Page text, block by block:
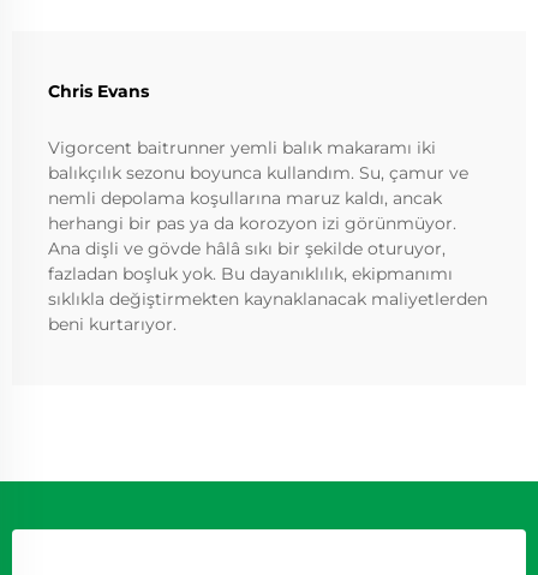
Chris Evans
Vigorcent baitrunner yemli balık makaramı iki
balıkçılık sezonu boyunca kullandım. Su, çamur ve
nemli depolama koşullarına maruz kaldı, ancak
herhangi bir pas ya da korozyon izi görünmüyor.
Ana dişli ve gövde hâlâ sıkı bir şekilde oturuyor,
fazladan boşluk yok. Bu dayanıklılık, ekipmanımı
sıklıkla değiştirmekten kaynaklanacak maliyetlerden
beni kurtarıyor.